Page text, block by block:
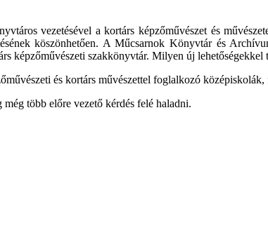
vezetésével a kortárs képzőművészet és
köszönhetően. A Műcsarnok Könyvtár és
képzőművészeti szakkönyvtár. Milyen új
és kortárs művészettel foglalkozó középiskolák,
több előre vezető kérdés felé haladni.